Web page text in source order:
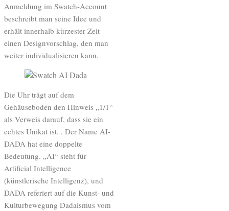
Anmeldung im Swatch-Account
beschreibt man seine Idee und
erhält innerhalb kürzester Zeit
einen Designvorschlag, den man
weiter individualisieren kann.
Die Uhr trägt auf dem
Gehäuseboden den Hinweis „1/1“
als Verweis darauf, dass sie ein
echtes Unikat ist. . Der Name AI-
DADA hat eine doppelte
Bedeutung. „AI“ steht für
Artificial Intelligence
(künstlerische Intelligenz), und
DADA referiert auf die Kunst- und
Kulturbewegung Dadaismus vom